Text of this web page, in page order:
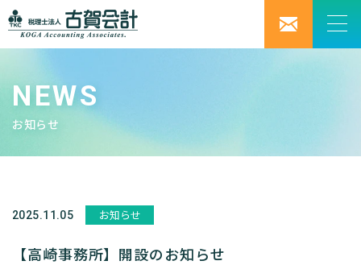
NEWS
お知らせ
2025.11.05 お知らせ
【高崎事務所】開設のお知らせ